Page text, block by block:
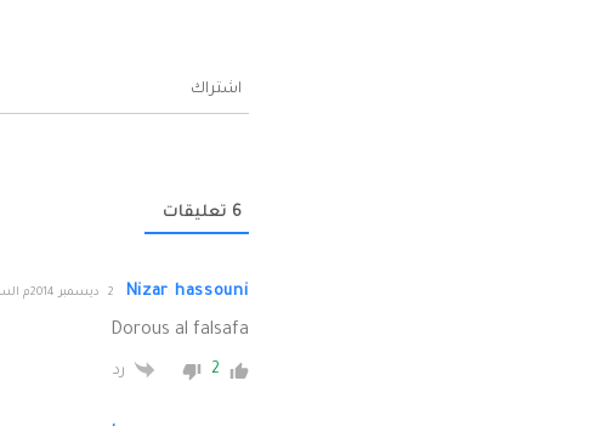
اشتراك
6 تعليقات
Nizar hassouni 2 ديسمبر 2014م الساعة 11:46
Dorous al falsafa
2 رد